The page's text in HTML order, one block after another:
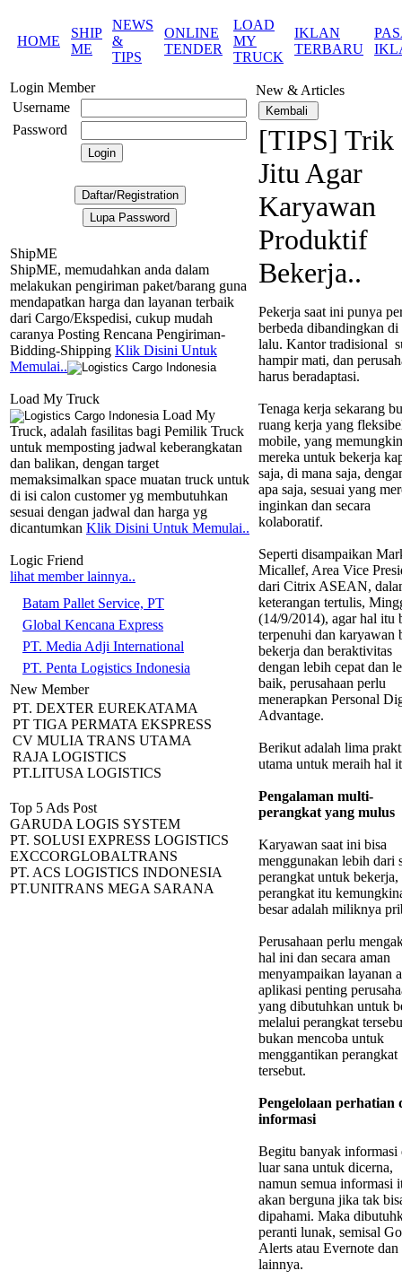
HOME
SHIP
ME
NEWS
&
TIPS
ONLINE
TENDER
LOAD
MY
TRUCK
IKLAN
TERBARU
Login Member
Username
Password
ShipME
ShipME, memudahkan anda dalam
melakukan pengiriman paket/barang guna
mendapatkan harga dan layanan terbaik
dari Cargo/Ekspedisi, cukup mudah
caranya Posting Rencana Pengiriman-
Bidding-Shipping Klik Disini Untuk
Memulai..
Load My Truck
Load My
Truck, adalah fasilitas bagi Pemilik Truck
untuk memposting jadwal keberangkatan
dan balikan, dengan target
memaksimalkan space muatan truck untuk
di isi calon customer yg membutuhkan
sesuai dengan jadwal dan harga yg
dicantumkan Klik Disini Untuk Memulai..
Logic Friend
lihat member lainnya..
Batam Pallet Service, PT
Global Kencana Express
PT. Media Adji International
PT. Penta Logistics Indonesia
New Member
PT. DEXTER EUREKATAMA
PT TIGA PERMATA EKSPRESS
CV MULIA TRANS UTAMA
RAJA LOGISTICS
PT.LITUSA LOGISTICS
Top 5 Ads Post
GARUDA LOGIS SYSTEM
PT. SOLUSI EXPRESS LOGISTICS
EXCCORGLOBALTRANS
PT. ACS LOGISTICS INDONESIA
PT.UNITRANS MEGA SARANA
New & Articles
[TIPS] Trik
Jitu Agar
Karyawan
Produktif
Bekerja..
Pekerja saat ini punya
berbeda dibandingkan di
lalu. Kantor tradisional
hampir mati, dan
harus beradaptasi.
Tenaga kerja sekarang
ruang kerja yang
mobile, yang
mereka untuk bekerja
saja, di mana saja,
apa saja, sesuai yang
inginkan dan secara
kolaboratif.
Seperti disampaikan
Micallef, Area Vice
dari Citrix ASEAN,
keterangan tertulis,
(14/9/2014), agar hal itu
terpenuhi dan karyawan
bekerja dan beraktivitas
dengan lebih cepat dan
baik, perusahaan perlu
menerapkan Personal
Advantage.
Berikut adalah lima
utama untuk meraih hal
Pengalaman multi-
perangkat yang mulus
Karyawan saat ini bisa
menggunakan lebih dari
perangkat untuk bekerja,
perangkat itu
besar adalah miliknya
Perusahaan perlu
hal ini dan secara aman
menyampaikan layanan
aplikasi penting
yang dibutuhkan untuk
melalui perangkat
bukan mencoba untuk
menggantikan perangkat
tersebut.
Pengelolaan perhatian
informasi
Begitu banyak informasi
luar sana untuk dicerna,
namun semua informasi
akan berguna jika tak
dipahami. Maka
peranti lunak, semisal
Alerts atau Evernote dan
lainnya.